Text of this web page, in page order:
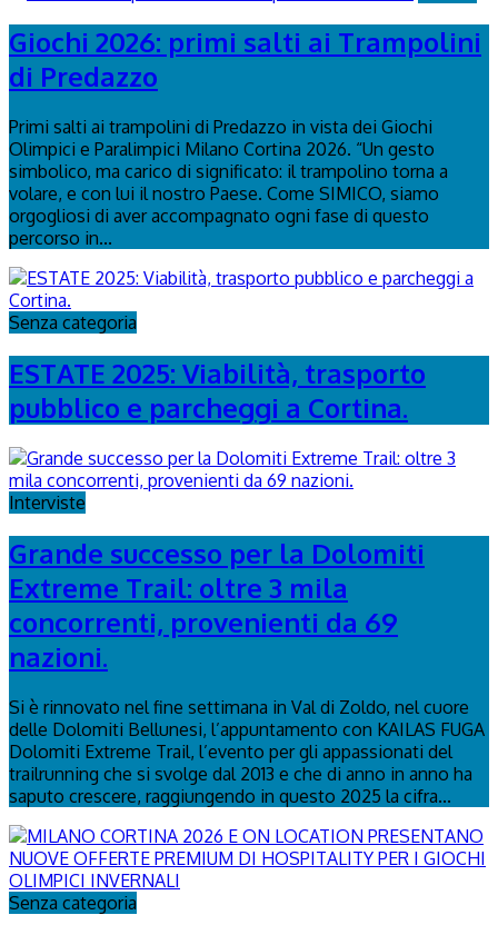
Giochi 2026: primi salti ai Trampolini
di Predazzo
Primi salti ai trampolini di Predazzo in vista dei Giochi
Olimpici e Paralimpici Milano Cortina 2026. “Un gesto
simbolico, ma carico di significato: il trampolino torna a
volare, e con lui il nostro Paese. Come SIMICO, siamo
orgogliosi di aver accompagnato ogni fase di questo
percorso in...
Senza categoria
ESTATE 2025: Viabilità, trasporto
pubblico e parcheggi a Cortina.
Interviste
Grande successo per la Dolomiti
Extreme Trail: oltre 3 mila
concorrenti, provenienti da 69
nazioni.
Si è rinnovato nel fine settimana in Val di Zoldo, nel cuore
delle Dolomiti Bellunesi, l’appuntamento con KAILAS FUGA
Dolomiti Extreme Trail, l’evento per gli appassionati del
trailrunning che si svolge dal 2013 e che di anno in anno ha
saputo crescere, raggiungendo in questo 2025 la cifra...
Senza categoria